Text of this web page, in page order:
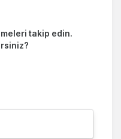
takip edin.